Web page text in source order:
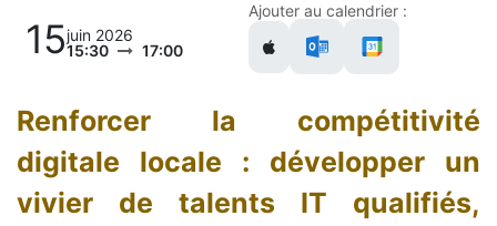
15juin 2026
15:30
17:00
Ajouter au calendrier :
Renforcer la compétitivité
digitale locale : développer un
vivier de talents IT qualifiés,